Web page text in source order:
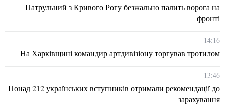
Патрульний з Кривого Рогу безжально палить ворога на
фронті
14:16
На Харківщині командир артдивізіону торгував тротилом
13:46
Понад 212 українських вступників отримали рекомендації до
зарахування